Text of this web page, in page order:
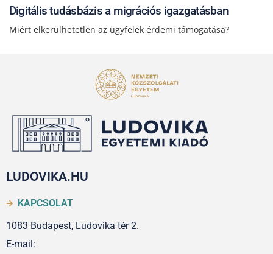
Digitális tudásbázis a migrációs igazgatásban
Miért elkerülhetetlen az ügyfelek érdemi támogatása?
LUDOVIKA.HU
KAPCSOLAT
1083 Budapest, Ludovika tér 2.
E-mail: